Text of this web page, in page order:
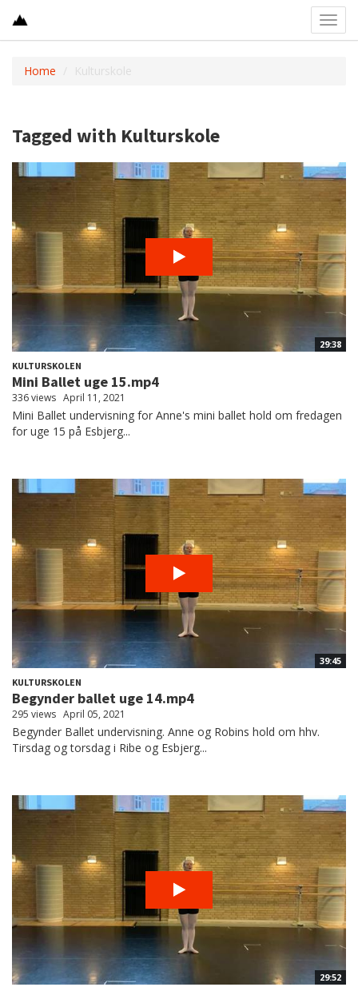
Home Kulturskole
Tagged with Kulturskole
29:38
KULTURSKOLEN
Mini Ballet uge 15.mp4
336 views April 11, 2021
Mini Ballet undervisning for Anne's mini ballet hold om fredagen
for uge 15 på Esbjerg...
39:45
KULTURSKOLEN
Begynder ballet uge 14.mp4
295 views April 05, 2021
Begynder Ballet undervisning. Anne og Robins hold om hhv.
Tirsdag og torsdag i Ribe og Esbjerg...
29:52